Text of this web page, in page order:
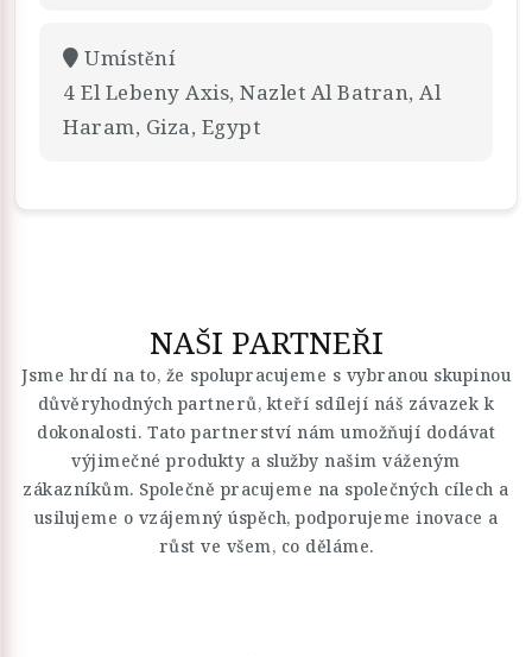
Umístění
4 El Lebeny Axis, Nazlet Al Batran, Al
Haram, Giza, Egypt
NAŠI PARTNEŘI
Jsme hrdí na to, že spolupracujeme s vybranou skupinou
důvěryhodných partnerů, kteří sdílejí náš závazek k
dokonalosti. Tato partnerství nám umožňují dodávat
výjimečné produkty a služby našim váženým
zákazníkům. Společně pracujeme na společných cílech a
usilujeme o vzájemný úspěch, podporujeme inovace a
růst ve všem, co děláme.